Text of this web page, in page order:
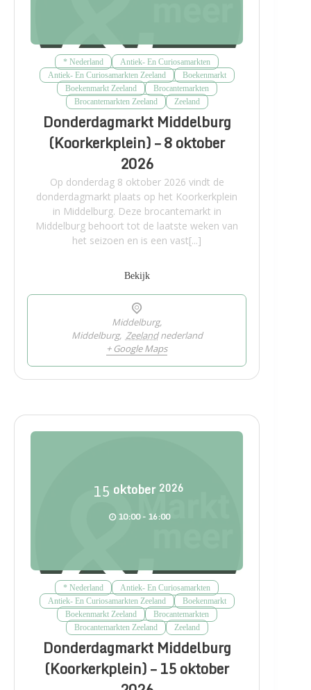
* Nederland
Antiek- En Curiosamarkten
Antiek- En Curiosamarkten Zeeland
Boekenmarkt
Boekenmarkt Zeeland
Brocantemarkten
Brocantemarkten Zeeland
Zeeland
Donderdagmarkt Middelburg
(Koorkerkplein) – 8 oktober
2026
Op donderdag 8 oktober 2026 vindt de
donderdagmarkt plaats op het Koorkerkplein
in Middelburg. Deze brocantemarkt in
Middelburg behoort tot de laatste weken van
het seizoen en is een vast[...]
Bekijk
Middelburg,
Middelburg, Zeeland nederland
+ Google Maps
15 oktober 2026
10:00 - 16:00
* Nederland
Antiek- En Curiosamarkten
Antiek- En Curiosamarkten Zeeland
Boekenmarkt
Boekenmarkt Zeeland
Brocantemarkten
Brocantemarkten Zeeland
Zeeland
Donderdagmarkt Middelburg
(Koorkerkplein) – 15 oktober